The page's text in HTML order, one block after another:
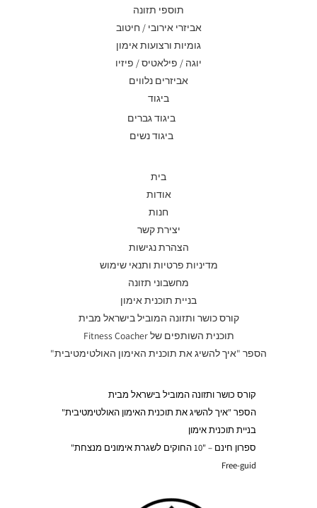
תוספי תזונה
אביזרי אירובי / חיטוב
גומיות ורצועות אימון
יוגה / פילאטיס / פיזיו
אביזרים נלווים
ביגוד
ביגוד גברים
ביגוד נשים
בית
אודות
חנות
יצירת קשר
הצהרת נגישות
מדיניות פרטיות ותנאי שימוש
מחשבוני תזונה
בניית תוכנית אימון
קורס כושר ותזונה המוביל בישראל מבית
תוכנית השותפים של Fitness Coacher
הספר "איך להשיג את תוכנית האימון האולטימטיבית"
קורס כושר ותזונה המוביל בישראל מבית
הספר "איך להשיג את תוכנית האימון האולטימטיבית"
בניית תוכנית אימון
ספרון חינם – "10 החוקים לשגרת אימונים מנצחת"
Free-guid